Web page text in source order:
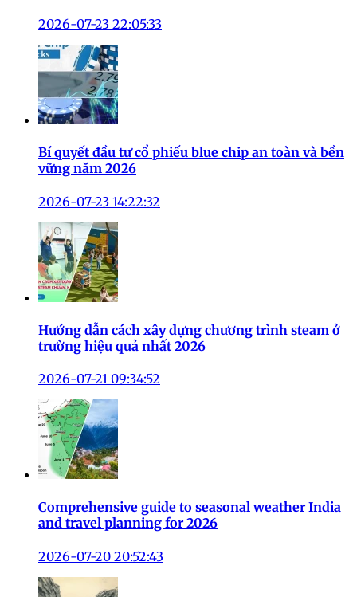
2026-07-23 22:05:33
Bí quyết đầu tư cổ phiếu blue chip an toàn và bền
vững năm 2026
2026-07-23 14:22:32
Hướng dẫn cách xây dựng chương trình steam ở
trường hiệu quả nhất 2026
2026-07-21 09:34:52
Comprehensive guide to seasonal weather India
and travel planning for 2026
2026-07-20 20:52:43